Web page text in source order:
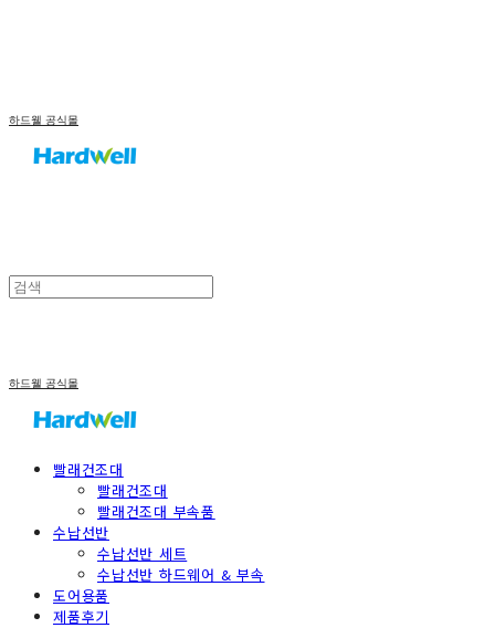
하드웰 공식몰
하드웰 공식몰
빨래건조대
빨래건조대
빨래건조대 부속품
수납선반
수납선반 세트
수납선반 하드웨어 & 부속
도어용품
제품후기